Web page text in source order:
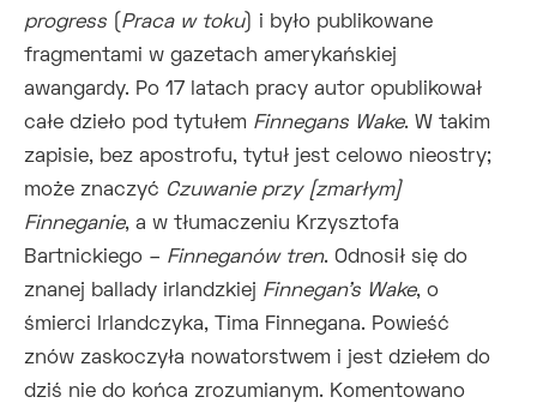
progress
Praca w toku) i było publikowane
fragmentami w gazetach amerykańskiej
awangardy. Po 17 latach pracy autor opublikował
całe dzieło pod tytułem Finnegans Wake. W takim
zapisie, bez apostrofu, tytuł jest celowo nieostry;
może znaczyć Czuwanie przy [zmarłym]
Finneganie, a w tłumaczeniu Krzysztofa
Bartnickiego – Finneganów tren. Odnosił się do
znanej ballady irlandzkiej Finnegan's Wake, o
śmierci Irlandczyka, Tima Finnegana. Powieść
znów zaskoczyła nowatorstwem i jest dziełem do
dziś nie do końca zrozumianym. Komentowano